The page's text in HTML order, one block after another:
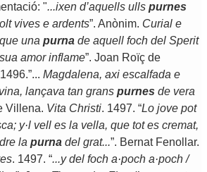
"...ixen d’aquells ulls purnes
vives e ardents”. Anònim. Curial e
una purna de aquell foch del Sperit
amor inflame”. Joan Roïç de
Magdalena, axi escalfada e
lançava tan grans purnes de vera
Villena. Vita Christi. 1497. “Lo jove pot
y·l vell es la vella, que tot es cremat,
la purna del grat...”. Bernat Fenollar.
. 1497. “...y del foch a·poch a·poch /